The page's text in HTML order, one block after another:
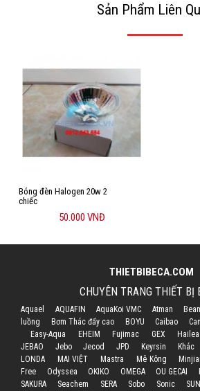
Sản Phẩm Liên
Bóng đèn Halogen 20w 2
chiếc
50.000 VNĐ
THIETBIBECA.COM
CHUYÊN TRANG THIẾT BỊ
Aquael AQUAFIN AquaKoi VMC Atman
luồng
Bơm Thác đẩy cao BOYU Caibao
Easy-Aqua
EHEIM Fujimac GEX Hailea
JEBAO
Jebo Jecod JPD Keyrsin Khác
LONDA
MAI VIỆT Mastra Mê Kông
Free
Odyssea OKIKO OMEGA OU GECAI
SAKURA
Seachem SERA Sobo Sonic